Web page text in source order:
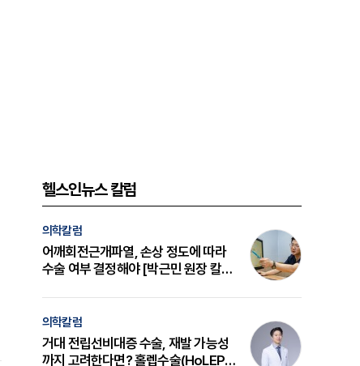
헬스인뉴스 칼럼
의학칼럼
어깨회전근개파열, 손상 정도에 따라
수술 여부 결정해야 [박근민 원장 칼
의학칼럼
거대 전립선비대증 수술, 재발 가능성
까지 고려한다면? 홀렙수술(HoLEP)